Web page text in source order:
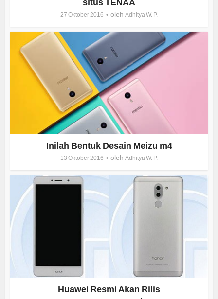
situs TENAA
27 Oktober 2016 oleh Adhitya W. P.
Inilah Bentuk Desain Meizu m4
13 Oktober 2016 oleh Adhitya W. P.
Huawei Resmi Akan Rilis